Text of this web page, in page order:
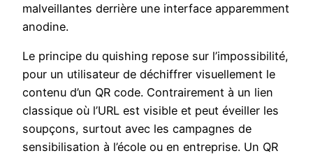
malveillantes derrière une interface apparemment
anodine.
Le principe du quishing repose sur l’impossibilité,
pour un utilisateur de déchiffrer visuellement le
contenu d’un QR code. Contrairement à un lien
classique où l’URL est visible et peut éveiller les
soupçons, surtout avec les campagnes de
sensibilisation à l’école ou en entreprise. Un QR